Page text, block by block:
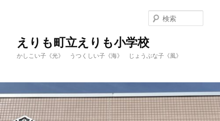
移
動
動
えりも町立えりも小学校
かしこい子《光》 うつくしい子《海》 じょうぶな子《風》
索